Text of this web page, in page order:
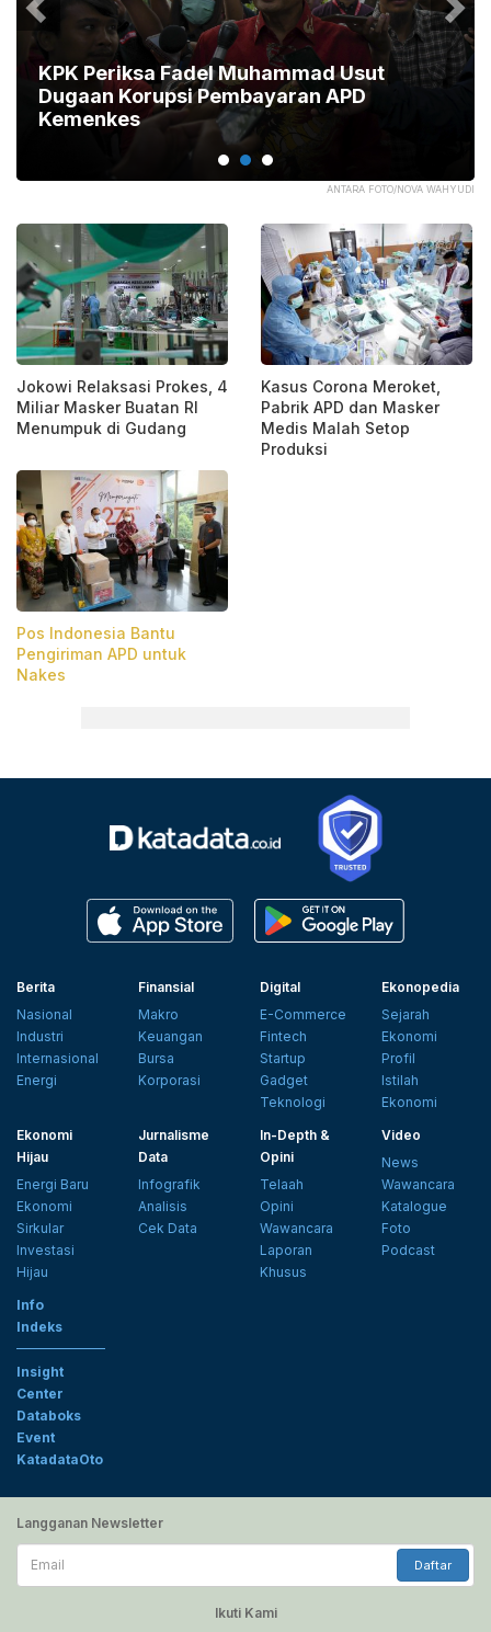
ANTARA FOTO/NOVA WAHYUDI
KPK Periksa Fadel Muhammad Usut
Dugaan Korupsi Pembayaran APD
Kemenkes
Jokowi Relaksasi Prokes, 4
Miliar Masker Buatan RI
Menumpuk di Gudang
Kasus Corona Meroket,
Pabrik APD dan Masker
Medis Malah Setop
Produksi
Pos Indonesia Bantu
Pengiriman APD untuk
Nakes
Berita
Nasional
Industri
Internasional
Energi
Finansial
Makro
Keuangan
Bursa
Korporasi
Digital
E-Commerce
Fintech
Startup
Gadget
Teknologi
Ekonopedia
Sejarah
Ekonomi
Profil
Istilah
Ekonomi
Ekonomi
Hijau
Energi Baru
Ekonomi
Sirkular
Investasi
Hijau
Jurnalisme
Data
Infografik
Analisis
Cek Data
In-Depth &
Opini
Telaah
Opini
Wawancara
Laporan
Khusus
Video
News
Wawancara
Katalogue
Foto
Podcast
Info
Indeks
Insight
Center
Databoks
Event
KatadataOto
Langganan Newsletter
Email
Daftar
Ikuti Kami